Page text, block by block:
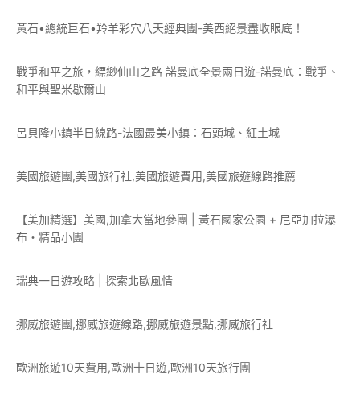
黃石•總統巨石•羚羊彩穴八天經典團-美西絕景盡收眼底！
戰爭和平之旅，縹緲仙山之路 諾曼底全景兩日遊-諾曼底：戰爭、
和平與聖米歇爾山
呂貝隆小鎮半日線路-法國最美小鎮：石頭城、紅土城
美國旅遊團,美國旅行社,美國旅遊費用,美國旅遊線路推薦
【美加精選】美國,加拿大當地參團 | 黃石國家公園 + 尼亞加拉瀑
布・精品小團
瑞典一日遊攻略 | 探索北歐風情
挪威旅遊團,挪威旅遊線路,挪威旅遊景點,挪威旅行社
歐洲旅遊10天費用,歐洲十日遊,歐洲10天旅行團